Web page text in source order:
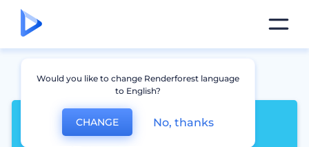
Would you like to change Renderforest language
to English?
CHANGE No, thanks